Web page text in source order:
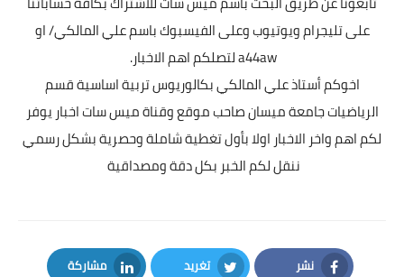
على تليجرام ويوتيوب وعلى الفيسبوك باسم علي المالكي/ او
a44aw لتصلكم اهم الاخبار.
اخوكم أستاذ علي المالكي بكالوريوس تربية اساسية قسم
الرياضيات جامعة ميسان صاحب موقع وقناة ميس سات اخبار يوفر
لكم اهم واخر الاخبار اولا بأول تغطية شاملة وحصرية بشكل رسمي
ننقل لكم الخبر بكل دقة ومصداقية
نشر تغريد مشاركة